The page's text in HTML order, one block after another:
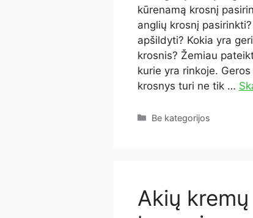
kūrenamą krosnį
anglių krosnį
apšildyti? Kokia yra
krosnis? Žemiau
kurie yra rinkoje.
krosnys turi ne tik …
Kategorijos
Be kategorijos
Akių